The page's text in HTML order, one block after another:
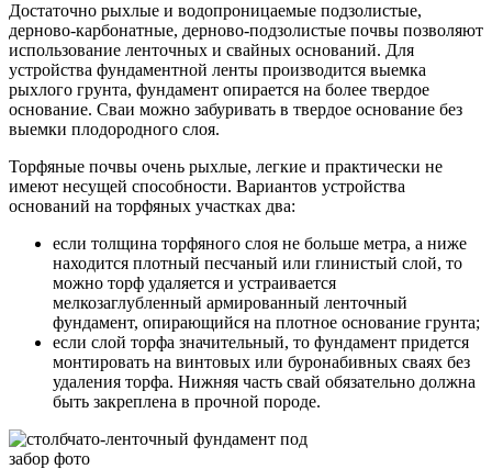
Достаточно рыхлые и водопроницаемые подзолистые,
дерново-карбонатные, дерново-подзолистые почвы позволяют
использование ленточных и свайных оснований. Для
устройства фундаментной ленты производится выемка
рыхлого грунта, фундамент опирается на более твердое
основание. Сваи можно забуривать в твердое основание без
выемки плодородного слоя.
Торфяные почвы очень рыхлые, легкие и практически не
имеют несущей способности. Вариантов устройства
оснований на торфяных участках два:
если толщина торфяного слоя не больше метра, а ниже
находится плотный песчаный или глинистый слой, то
можно торф удаляется и устраивается
мелкозаглубленный армированный ленточный
фундамент, опирающийся на плотное основание грунта;
если слой торфа значительный, то фундамент придется
монтировать на винтовых или буронабивных сваях без
удаления торфа. Нижняя часть свай обязательно должна
быть закреплена в прочной породе.